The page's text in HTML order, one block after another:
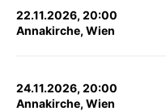
22.11.2026, 20:00
Annakirche, Wien
24.11.2026, 20:00
Annakirche, Wien